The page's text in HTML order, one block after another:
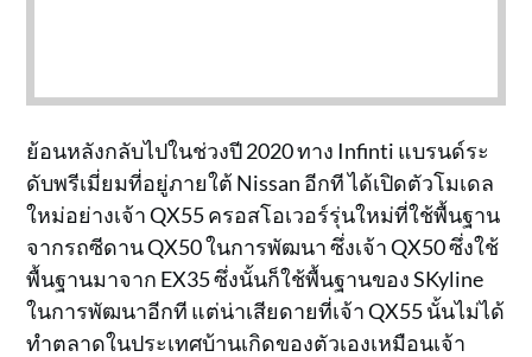
ย้อนหลังกลับไปในช่วงปี 2020 ทาง Infinti แบรนด์ระ
ดับพรีเมี่ยมที่อยู่ภายใต้ Nissan อีกที ได้เปิดตัวโมเดล
ใหม่อย่างเจ้า QX55 ครอสโอเวอร์รุ่นใหม่ที่ใช้พื้นฐาน
จากรถซีดาน QX50 ในการพัฒนา ซึ่งเจ้า QX50 ซึ่งใช้
พื้นฐานมาจาก EX35 ซึ่งนั้นก็ใช้พื้นฐานของ SKyline
ในการพัฒนาอีกที แต่น่าเสียดายที่เจ้า QX55 นั้นไม่ได้
ทำตลาดในประเทศบ้านเกิดของตัวเองเหมือนเจ้า